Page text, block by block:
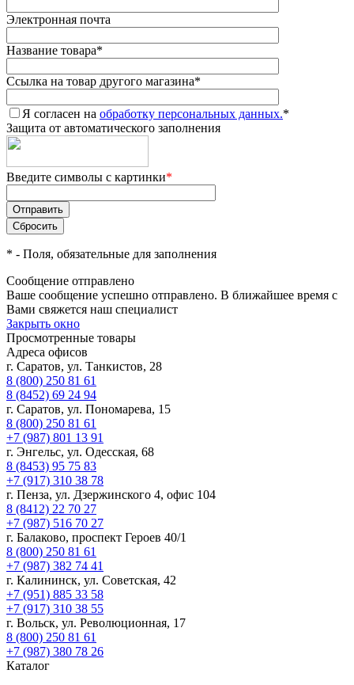
Электронная почта
Название товара*
Ссылка на товар другого магазина*
Я согласен на обработку персональных данных.*
Защита от автоматического заполнения
Введите символы с картинки*
* - Поля, обязательные для заполнения
Сообщение отправлено
Ваше сообщение успешно отправлено. В ближайшее время с
Вами свяжется наш специалист
Закрыть окно
Просмотренные товары
Адреса офисов
г. Саратов, ул. Танкистов, 28
8 (800) 250 81 61
8 (8452) 69 24 94
г. Саратов, ул. Пономарева, 15
8 (800) 250 81 61
+7 (987) 801 13 91
г. Энгельс, ул. Одесская, 68
8 (8453) 95 75 83
+7 (917) 310 38 78
г. Пенза, ул. Дзержинского 4, офис 104
8 (8412) 22 70 27
+7 (987) 516 70 27
г. Балаково, проспект Героев 40/1
8 (800) 250 81 61
+7 (987) 382 74 41
г. Калининск, ул. Советская, 42
+7 (951) 885 33 58
+7 (917) 310 38 55
г. Вольск, ул. Революционная, 17
8 (800) 250 81 61
+7 (987) 380 78 26
Каталог